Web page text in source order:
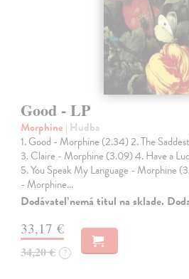
Good - LP
Morphine | Hudba
1. Good - Morphine (2.34) 2. The
3. Claire - Morphine (3.09) 4. Have a
5. You Speak My Language - Morphine
- Morphine…
Dodávateľ nemá titul na sklade.
33,17 €
34,20 € ?